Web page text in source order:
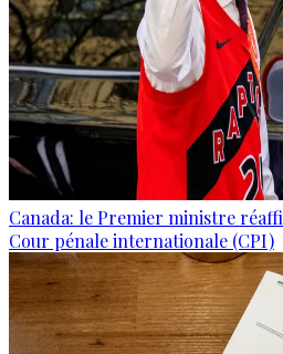
Canada: le Premier ministre
Cour pénale internationale (CPI)